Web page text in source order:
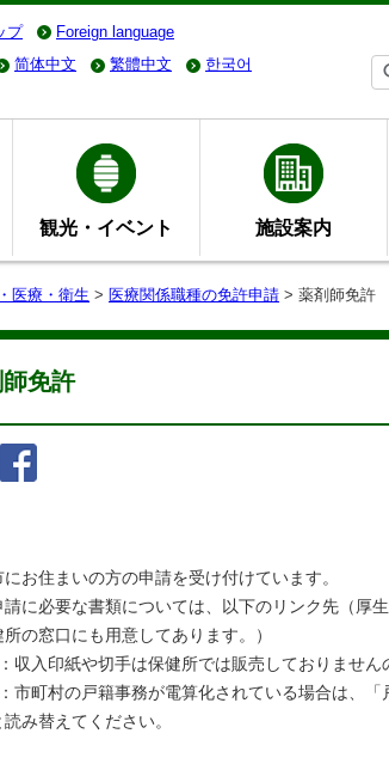
プ Foreign language
简体中文 繁體中文 한국어
観光・イベント 施設案内
医療・衛生 > 医療関係職種の免許申請 > 薬剤師免許
免許
にお住まいの方の申請を受け付けています。
請に必要な書類については、以下のリンク先（厚
所の窓口にも用意してあります。）
収入印紙や切手は保健所では販売しておりません
市町村の戸籍事務が電算化されている場合は、
み替えてください。